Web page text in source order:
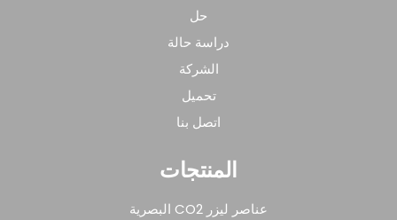
حل
دراسة حالة
الشركة
تحميل
اتصل بنا
المنتجات
عناصر ليزر CO2 البصرية